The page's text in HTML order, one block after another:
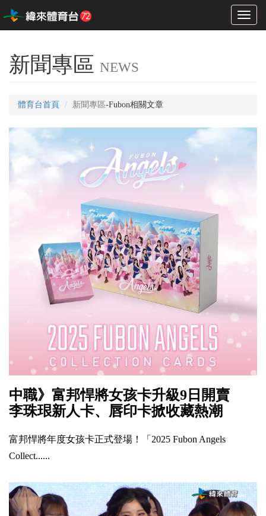
Toggle
新聞專區 NEWS
體育台首頁 新聞專區-Fubon相關文章
中職》富邦悍將女孩卡升級9日開賣
李珠珢新人卡、唇印卡掀收藏熱潮
富邦悍將年度女孩卡正式登場！「2025 Fubon Angels
Collect......